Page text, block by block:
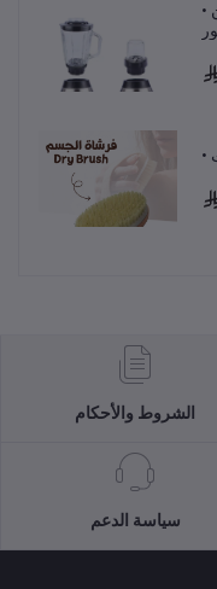
• خلاط سيلفر كريست مع مطحنة بن بضمان
الشروط والأحكام
سياسة الدعم